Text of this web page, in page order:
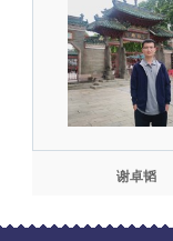
谢卓韬